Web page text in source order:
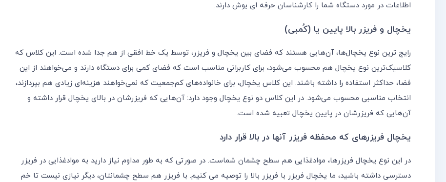
اطلاعات در مورد دستگاه شما را کارشناسان حرفه ای بوش دارند.
یخچال و فریزر بالا پایین یا (کُمبی)
رایج ترین نوع یخچال‌ها، آن‌هایی هستند که فضای بین یخچال و فریزر، توسط یک خط افقی از هم جدا شده است. این کلاس که
کلاسیک‌ترین نوع یخچال هم محسوب می‌شود، برای کاربرانی مناسب است که فضای کمی برای دستگاه دارند و می‌خواهند از این
فضا، حداکثر استفاده را داشته باشند. این کلاس یخچال، برای خانواده‌های کم‌جمعیت که نمی‌خواهند هزینه‌ای زیادی هم بپردازند،
انتخاب مناسبی محسوب می‌شود. در این کلاس دو نوع یخچال وجود دارد: آن‌هایی که فریزرشان در بالای یخچال قرار داشته و
آن‌هایی که فریزرشان در پایین یخچال تعبیه شده است.
یخچال فریزرهای که محفظه فریزر آنها در بالا قرار دارد
در این نوع یخچال فریزرها، موادغذایی هم سطح چشمان شماست. در صورتی که به طور مداوم نیاز دارید به موادغذایی در فریزر
دسترسی داشته باشید، ما یخچال فریزر با فریزر بالا را توصیه می کنیم. با فریزر هم سطح چشمانتان، دیگر نیازی نیست تا خم